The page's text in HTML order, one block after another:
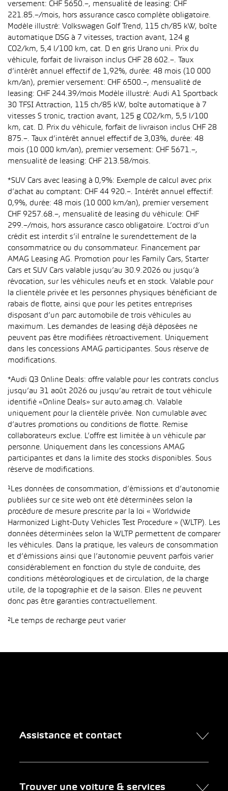
versement: CHF 5650.–, mensualité de leasing: CHF
221.85.–/mois, hors assurance casco complète obligatoire.
Modèle illustré: Volkswagen Golf Trend, 115 ch/85 kW, boîte
automatique DSG à 7 vitesses, traction avant, 124 g
CO2/km, 5,4 l/100 km, cat. D en gris Urano uni. Prix du
véhicule, forfait de livraison inclus CHF 28 602.–. Taux
d’intérêt annuel effectif de 1,92%, durée: 48 mois (10 000
km/an), premier versement: CHF 6500.–, mensualité de
leasing: CHF 244.39/mois Modèle illustré: Audi A1 Sportback
30 TFSI Attraction, 115 ch/85 kW, boîte automatique à 7
vitesses S tronic, traction avant, 125 g CO2/km, 5,5 l/100
km, cat. D. Prix du véhicule, forfait de livraison inclus CHF 28
875.–. Taux d’intérêt annuel effectif de 3,03%, durée: 48
mois (10 000 km/an), premier versement: CHF 5671.–,
mensualité de leasing: CHF 213.58/mois.
*SUV Cars avec leasing à 0,9%: Exemple de calcul avec prix
d’achat au comptant: CHF 44 920.–. Intérêt annuel effectif:
0,9%, durée: 48 mois (10 000 km/an), premier versement
CHF 9257.68.–, mensualité de leasing du véhicule: CHF
299.–/mois, hors assurance casco obligatoire. L’octroi d’un
crédit est interdit s’il entraîne le surendettement de la
consommatrice ou du consommateur. Financement par
AMAG Leasing AG. Promotion pour les Family Cars, Starter
Cars et SUV Cars valable jusqu’au 30.9.2026 ou jusqu’à
révocation, sur les véhicules neufs et en stock. Valable pour
la clientèle privée et les personnes physiques bénéficiant de
rabais de flotte, ainsi que pour les petites entreprises
disposant d’un parc automobile de trois véhicules au
maximum. Les demandes de leasing déjà déposées ne
peuvent pas être modifiées rétroactivement. Uniquement
dans les concessions AMAG participantes. Sous réserve de
modifications.
*Audi Q3 Online Deals: offre valable pour les contrats conclus
jusqu’au 31 août 2026 ou jusqu’au retrait de tout véhicule
identifié «Online Deals» sur auto.amag.ch. Valable
uniquement pour la clientèle privée. Non cumulable avec
d’autres promotions ou conditions de flotte. Remise
collaborateurs exclue. L’offre est limitée à un véhicule par
personne. Uniquement dans les concessions AMAG
participantes et dans la limite des stocks disponibles. Sous
réserve de modifications.
¹Les données de consommation, d’émissions et d’autonomie
publiées sur ce site web ont été déterminées selon la
procédure de mesure prescrite par la loi « Worldwide
Harmonized Light-Duty Vehicles Test Procedure » (WLTP). Les
données déterminées selon la WLTP permettent de comparer
les véhicules. Dans la pratique, les valeurs de consommation
et d’émissions ainsi que l’autonomie peuvent parfois varier
considérablement en fonction du style de conduite, des
conditions météorologiques et de circulation, de la charge
utile, de la topographie et de la saison. Elles ne peuvent
donc pas être garanties contractuellement.
²Le temps de recharge peut varier
Assistance et contact
Trouver une voiture & services